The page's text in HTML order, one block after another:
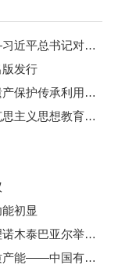
让中朝传统友谊之树更加根深叶茂——习近平总书记对朝鲜进行国事访问纪实
版发行
在习近平文化思想引领下文化和自然遗产保护传承利用工作开创新局面
伟大征程丨延安整风：一次深刻的马克思主义思想教育运动
初显
中铝集团董事长段向东与蒙古国副总理诺木泰巴亚尔举行会谈
锻造无愧时代无愧使命的世界一流新质产能——中国有色金属工业的战略应对与破局之道（二）